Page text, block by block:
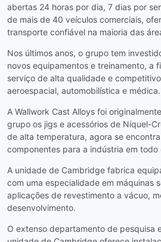
abertas 24 horas por dia, 7 dias por
de mais de 40 veículos comerciais,
transporte confiável na maioria das
Nos últimos anos, o grupo tem
novos equipamentos e treinamento, a
serviço de alta qualidade e
aeroespacial, automobilística e médica.
A Wallwork Cast Alloys foi
grupo os jigs e acessórios de Níquel-
de alta temperatura, agora se
componentes para a indústria em todo
A unidade de Cambridge fabrica
com uma especialidade em máquinas
aplicações de revestimento a vácuo,
desenvolvimento.
O extenso departamento de pesquisa